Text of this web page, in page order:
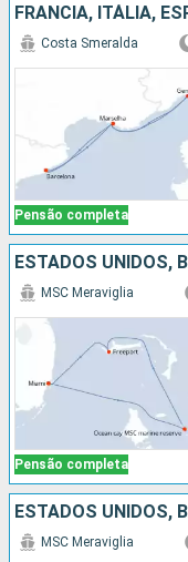
FRANCIA, ITÁLIA,
Pensão completa
Costa Smeralda
ESTADOS UNIDOS,
Pensão completa
MSC Meraviglia
MSC Meraviglia